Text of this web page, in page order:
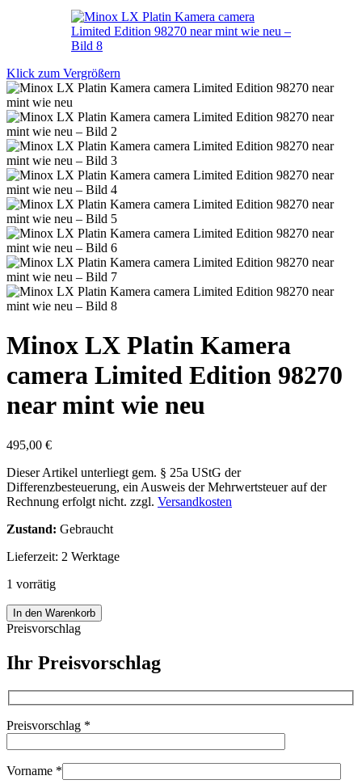
Klick zum Vergrößern
Minox LX Platin Kamera
camera Limited Edition 98270
near mint wie neu
495,00 €
Dieser Artikel unterliegt gem. § 25a UStG der
Differenzbesteuerung, ein Ausweis der Mehrwertsteuer auf der
Rechnung erfolgt nicht. zzgl. Versandkosten
Zustand: Gebraucht
Lieferzeit: 2 Werktage
1 vorrätig
Minox
LX
Kamera
camera
near
neu
In den Warenkorb
Preisvorschlag
Ihr Preisvorschlag
Preisvorschlag *
Vorname *